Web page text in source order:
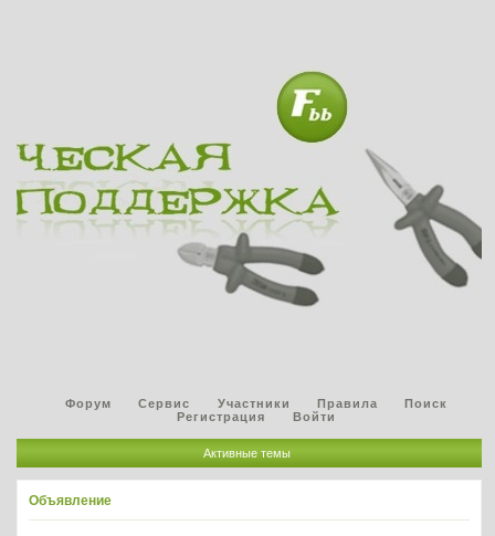
Форум Сервис Участники Правила
Поиск
Регистрация
Войти
Активные темы
Объявление